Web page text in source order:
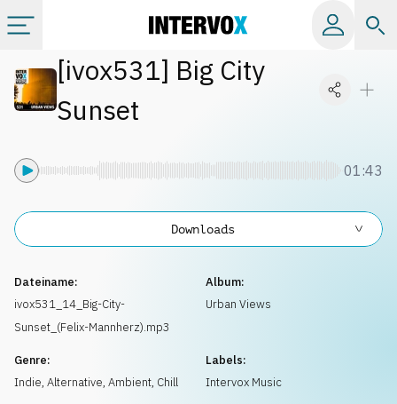
Kategorien
[ivox531] Big City
Sunset
01:43
Dateiname:
ivox531_14_Big-City-
Sunset_(Felix-Mannherz).mp3
Album:
Urban Views
Genre:
Indie, Alternative, Ambient, Chill
Labels:
Intervox Music
Downloads